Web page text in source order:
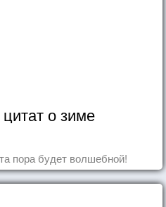
о зиме
пора будет волшебной!